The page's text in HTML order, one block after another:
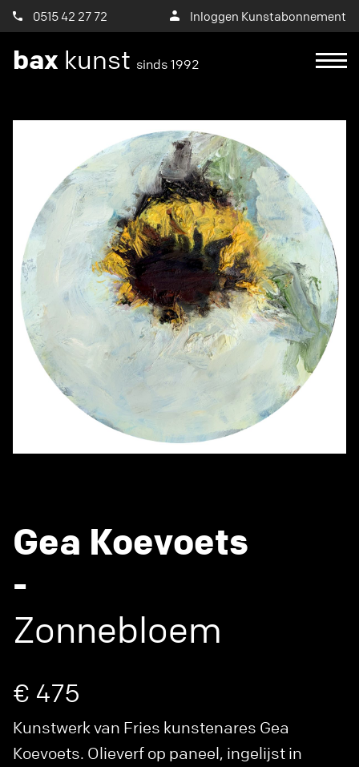
0515 42 27 72 Inloggen Kunstabonnement
bax kunst sinds 1992
Gea Koevoets
-
Zonnebloem
€ 475
Kunstwerk van Fries kunstenares Gea
Koevoets. Olieverf op paneel, ingelijst in